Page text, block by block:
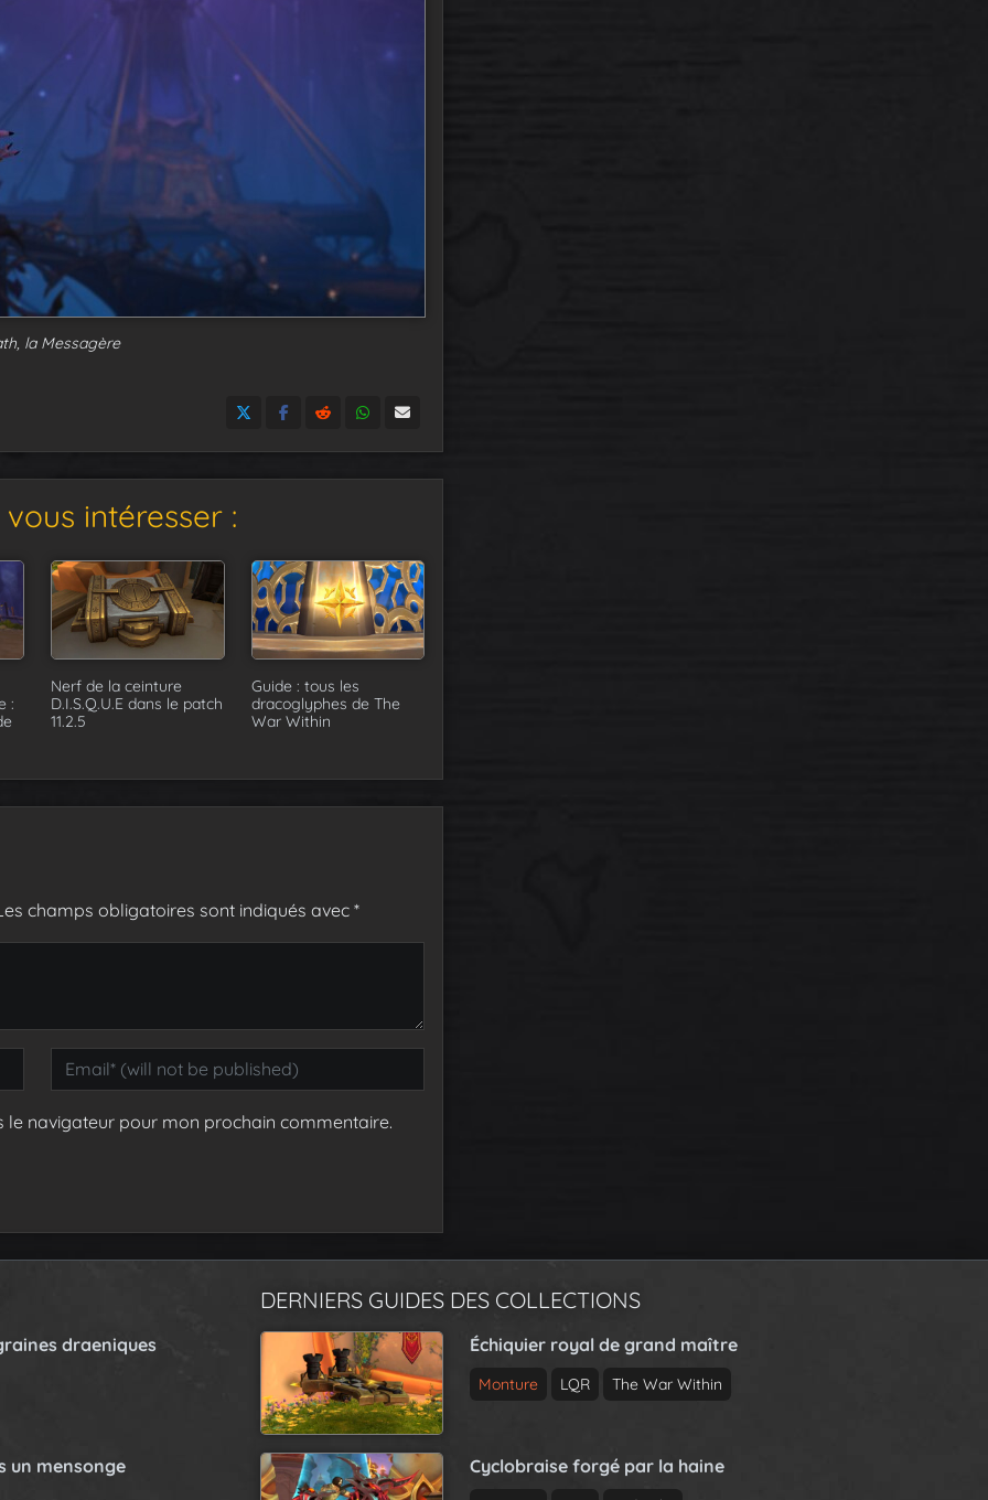
la Messagère
intéresser :
:
Nerf de la ceinture
D.I.S.Q.U.E dans le patch
11.2.5
Guide : tous les
dracoglyphes de The
War Within
champs obligatoires sont indiqués avec *
navigateur pour mon prochain commentaire.
draeniques
un mensonge
DERNIERS GUIDES DES COLLECTIONS
Échiquier royal de grand maître
Monture LQR The War Within
Cyclobraise forgé par la haine